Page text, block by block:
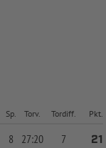
Sp. Torv. Tordiff. Pkt.
8 27:20 7
21